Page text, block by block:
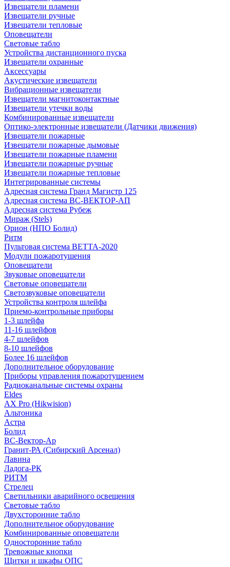
Извещатели пламени
Извещатели ручные
Извещатели тепловые
Оповещатели
Световые табло
Устройства дистанционного пуска
Извещатели охранные
Аксессуары
Акустические извещатели
Вибрационные извещатели
Извещатели магнитоконтактные
Извещатели утечки воды
Комбинированные извещатели
Оптико-электронные извещатели (Датчики движения)
Извещатели пожарные
Извещатели пожарные дымовые
Извещатели пожарные пламени
Извещатели пожарные ручные
Извещатели пожарные тепловые
Интегрированные системы
Адресная система Гранд Магистр 125
Адресная система ВС-ВЕКТОР-АП
Адресная система Рубеж
Мираж (Stels)
Орион (НПО Болид)
Ритм
Пультовая система ВЕТТА-2020
Модули пожаротушения
Оповещатели
Звуковые оповещатели
Световые оповещатели
Светозвуковые оповещатели
Устройства контроля шлейфа
Приемо-контрольные приборы
1-3 шлейфа
11-16 шлейфов
4-7 шлейфов
8-10 шлейфов
Более 16 шлейфов
Дополнительное оборудование
Приборы управления пожаротушением
Радиоканальные системы охраны
Eldes
AX Pro (Hikwision)
Альтоника
Астра
Болид
ВС-Вектор-Ар
Гранит-РА (Сибирский Арсенал)
Лавина
Ладога-РК
РИТМ
Стрелец
Светильники аварийного освещения
Световые табло
Двухсторонние табло
Дополнительное оборудование
Комбинированные оповещатели
Односторонние табло
Тревожные кнопки
Щитки и шкафы ОПС